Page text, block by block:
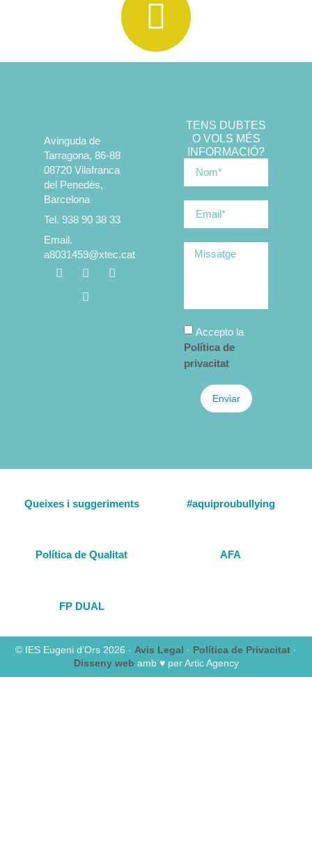
Avinguda de
Tarragona, 86-88
08720 Vilafranca
del Penedès,
Barcelona
Tel. 938 90 38 33
Email.
a8031459@xtec.cat
TENS DUBTES
O VOLS MÉS
INFORMACIÓ?
Accepto la
Política de
privacitat
Enviar
Queixes i suggeriments #aquiproubullying
Política de Qualitat AFA
FP DUAL
© IES Eugeni d’Ors 2026 · Avis Legal · Política de Privacitat ·
Disseny web amb ♥️ per Artic Agency